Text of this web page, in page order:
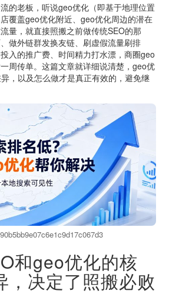
的老板，听说geo优化（即基于地理位置
覆盖geo优化附近、geo优化周边的潜在
量，就直接照搬之前做传统SEO的那
做外链群发换友链、刷虚假流量刷排
入的推广费、时间精力打水漂，商圈geo
周传单。这篇文章就详细说清楚，geo优
，以及怎么做才是真正有效的，避免继
和geo优化的核
，决定了照搬必败